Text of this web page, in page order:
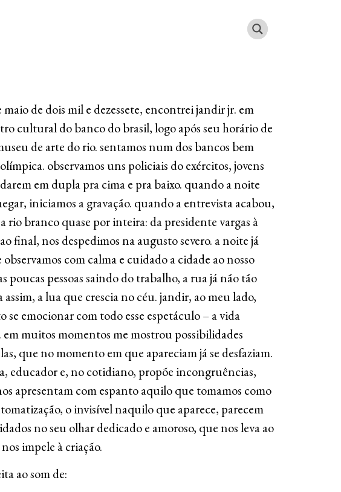
maio de dois mil e dezessete, encontrei jandir jr. em
cultural do banco do brasil, logo após seu horário de
de arte do rio. sentamos num dos bancos bem
observamos uns policiais do exércitos, jovens
em dupla pra cima e pra baixo. quando a noite
iniciamos a gravação. quando a entrevista acabou,
a rio branco quase por inteira: da presidente vargas à
final, nos despedimos na augusto severo. a noite já
observamos com calma e cuidado a cidade ao nosso
poucas pessoas saindo do trabalho, a rua já não tão
a lua que crescia no céu. jandir, ao meu lado,
se emocionar com todo esse espetáculo – a vida
muitos momentos me mostrou possibilidades
que no momento em que apareciam já se desfaziam.
educador e, no cotidiano, propõe incongruências,
apresentam com espanto aquilo que tomamos como
o invisível naquilo que aparece, parecem
no seu olhar dedicado e amoroso, que nos leva ao
impele à criação.
ao som de: